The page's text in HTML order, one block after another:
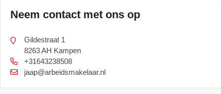
Neem contact met ons op
Gildestraat 1
8263 AH Kampen
+31643238508
jaap@arbeidsmakelaar.nl